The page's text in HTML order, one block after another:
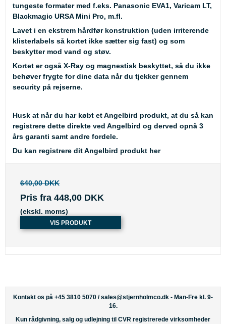
tungeste formater med f.eks. Panasonic EVA1, Varicam LT,
Blackmagic URSA Mini Pro, m.fl.
Lavet i en ekstrem hårdfør konstruktion (uden irriterende
klisterlabels så kortet ikke sætter sig fast) og som
beskytter mod vand og støv.
Kortet er også X-Ray og magnestisk beskyttet, så du ikke
behøver frygte for dine data når du tjekker gennem
security på rejserne.
Husk at når du har købt et Angelbird produkt, at du så kan
registrere dette direkte ved Angelbird og derved opnå 3
års garanti samt andre fordele.
Du kan registrere dit Angelbird produkt her
640,00 DKK
Pris fra 448,00 DKK
(ekskl. moms)
VIS PRODUKT
Kontakt os på +45 3810 5070 /sales@stjernholmco.dk - Man-Fre kl. 9-
16.
Kun rådgivning, salg og udlejning til CVR registrerede virksomheder